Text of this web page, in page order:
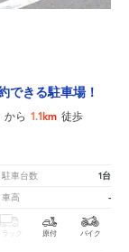
できる駐車場！
から 1.1km 徒歩
駐車台数 1台
車高 -
ラック 原付 バイク